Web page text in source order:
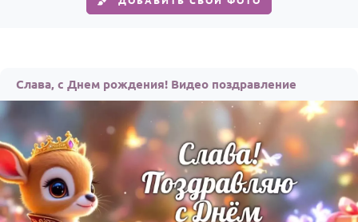
Мужчине
Детям
Все родственники
ПЕРСОНАЛЬНЫЕ
Пожелания
По именам
Слава, с Днем рождения! Видео поздравление